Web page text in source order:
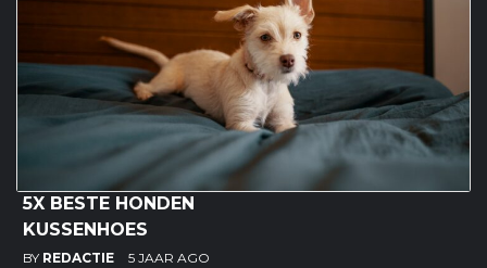
5X BESTE HONDEN
KUSSENHOES
BY REDACTIE 5 JAAR AGO